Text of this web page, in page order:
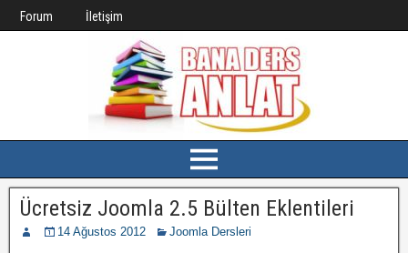
Forum İletişim
Ücretsiz Joomla 2.5 Bülten Eklentileri
14 Ağustos 2012 Joomla Dersleri